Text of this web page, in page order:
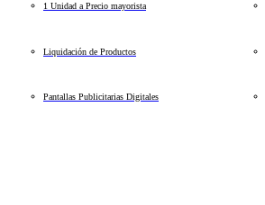
1 Unidad a Precio mayorista
Liquidación de Productos
Pantallas Publicitarias Digitales